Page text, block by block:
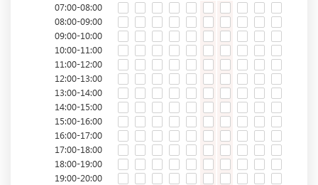
07:00-08:00
08:00-09:00
09:00-10:00
10:00-11:00
11:00-12:00
12:00-13:00
13:00-14:00
14:00-15:00
15:00-16:00
16:00-17:00
17:00-18:00
18:00-19:00
19:00-20:00